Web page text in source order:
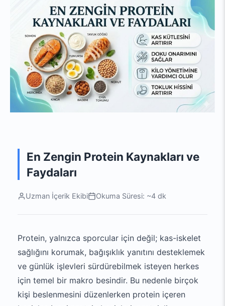
En Zengin Protein Kaynakları ve
Faydaları
Uzman İçerik Ekibi Okuma Süresi: ~4 dk
Protein, yalnızca sporcular için değil; kas-iskelet
sağlığını korumak, bağışıklık yanıtını desteklemek
ve günlük işlevleri sürdürebilmek isteyen herkes
için temel bir makro besindir. Bu nedenle birçok
kişi beslenmesini düzenlerken protein içeren